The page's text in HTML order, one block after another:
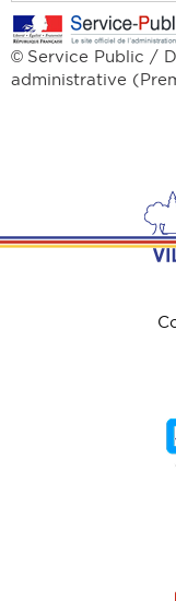
© Service Public /
administrative